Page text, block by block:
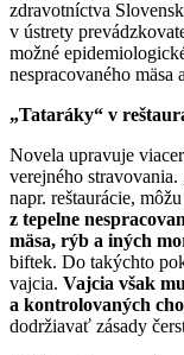
zdravotníctva
v ústrety
možné
nespracovaného
„Tataráky“ v
Novela upravuje
verejného
napr. reštaurácie, môžu
z tepelne
mäsa, rýb a iných
biftek. Do takýchto
vajcia. Vajcia však
a kontrolovaných
dodržiavať zásady